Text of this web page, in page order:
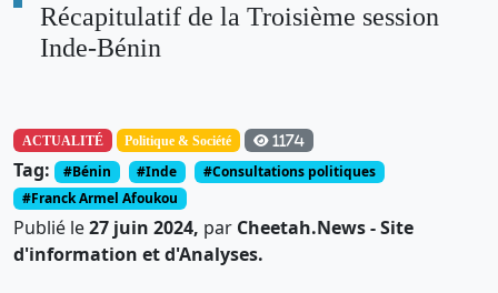
Récapitulatif de la Troisième session
Inde-Bénin
ACTUALITÉ Politique & Société 1174
Tag: #Bénin #Inde
#Consultations politiques
#Franck Armel Afoukou
Publié le27 juin 2024, par Cheetah.News - Site
d'information et d'Analyses.